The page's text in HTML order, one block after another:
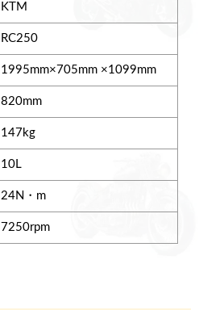
KTM
RC250
1995mm×705mm ×1099mm
820mm
147kg
10L
24N・m
7250rpm